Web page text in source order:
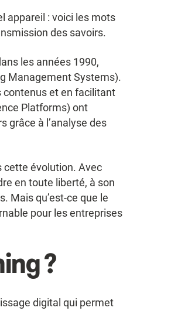
appareil : voici les mots
des savoirs.
les années 1990,
Management Systems).
contenus et en facilitant
Platforms) ont
grâce à l’analyse des
cette évolution. Avec
en toute liberté, à son
Mais qu’est-ce que le
pour les entreprises
?
digital qui permet